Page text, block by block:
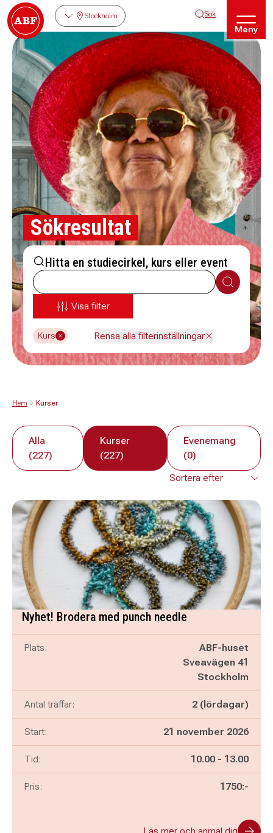
Stockholm Sök
Meny
Sökresultat
Hitta en studiecirkel, kurs eller event
Sök
Visa filter
Kurs Rensa alla filterinställningar
Hem Kurser
Alla
(227)
Kurser
(227)
Evenemang
(0)
Nyhet! Brodera med punch needle
Plats:
ABF-huset
Sveavägen 41
Stockholm
Antal träffar: 2 (lördagar)
Start: 21 november 2026
Tid: Pågår mellan
10.00 - och
13.00
Pris: 1750:-